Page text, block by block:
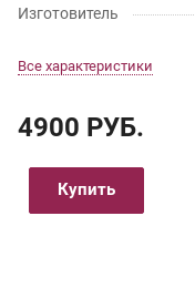
Изготовитель
Все характеристики
4900 РУБ.
Купить